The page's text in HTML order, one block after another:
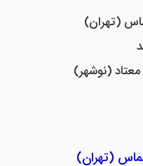
(تهران)
(نوشهر)
(تهران)